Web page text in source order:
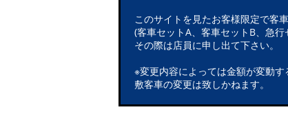
このサイトを見たお客様限定で客
(客車セットA、客車セットB、急行
その際は店員に申し出て下さい。
※変更内容によっては金額が変動
敷客車の変更は致しかねます。